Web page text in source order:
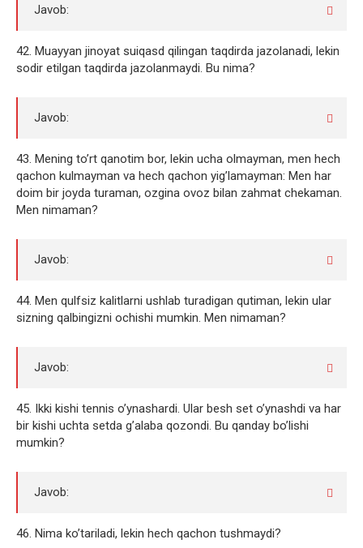
Javob:
42. Muayyan jinoyat suiqasd qilingan taqdirda jazolanadi, lekin
sodir etilgan taqdirda jazolanmaydi. Bu nima?
Javob:
43. Mening to’rt qanotim bor, lekin ucha olmayman, men hech
qachon kulmayman va hech qachon yig’lamayman: Men har
doim bir joyda turaman, ozgina ovoz bilan zahmat chekaman.
Men nimaman?
Javob:
44. Men qulfsiz kalitlarni ushlab turadigan qutiman, lekin ular
sizning qalbingizni ochishi mumkin. Men nimaman?
Javob:
45. Ikki kishi tennis o’ynashardi. Ular besh set o’ynashdi va har
bir kishi uchta setda g’alaba qozondi. Bu qanday bo’lishi
mumkin?
Javob:
46. Nima ko’tariladi, lekin hech qachon tushmaydi?